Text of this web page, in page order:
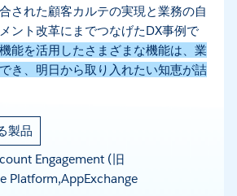
された顧客カルテの実現と業務の自
ント改革にまでつなげたDX事例で
能を活用したさまざまな機能は、業
き、明日から取り入れたい知恵が詰
製品
Engagement (旧
Platform,AppExchange